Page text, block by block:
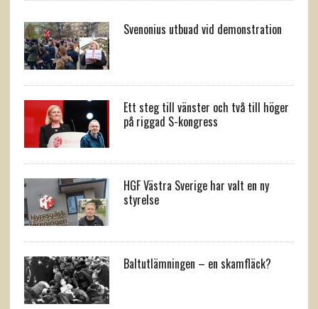
Svenonius utbuad vid demonstration
Ett steg till vänster och två till höger
på riggad S-kongress
HGF Västra Sverige har valt en ny
styrelse
Baltutlämningen – en skamfläck?